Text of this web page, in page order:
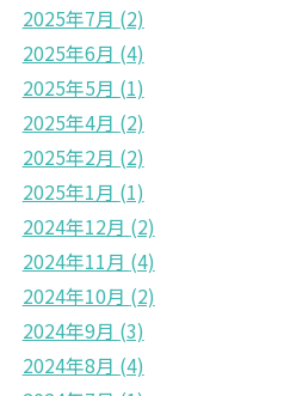
2025年7月 (2)
2025年6月 (4)
2025年5月 (1)
2025年4月 (2)
2025年2月 (2)
2025年1月 (1)
2024年12月 (2)
2024年11月 (4)
2024年10月 (2)
2024年9月 (3)
2024年8月 (4)